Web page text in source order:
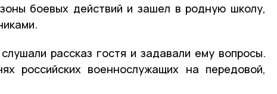
боевых действий и зашел в родную школу,
рассказ гостя и задавали ему вопросы.
российских военнослужащих на передовой,